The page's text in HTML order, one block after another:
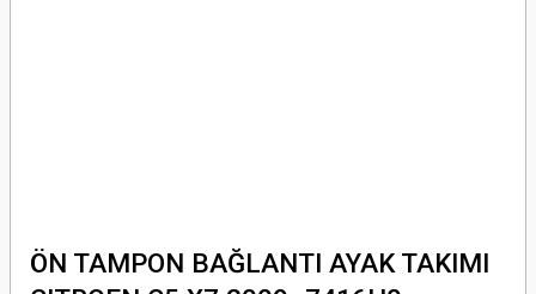
ÖN TAMPON BAĞLANTI AYAK TAKIMI